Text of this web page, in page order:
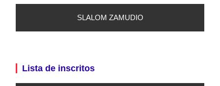
SLALOM ZAMUDIO
Lista de inscritos